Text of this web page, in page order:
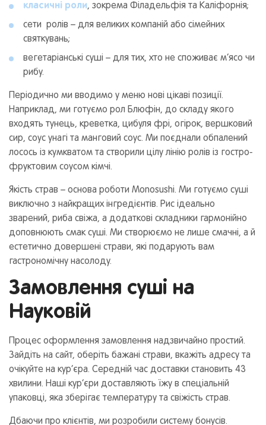
класичні роли, зокрема Філадельфія та Каліфорнія;
сети ролів – для великих компаній або сімейних
святкувань;
вегетаріанські суші – для тих, хто не споживає м’ясо чи
рибу.
Періодично ми вводимо у меню нові цікаві позиції.
Наприклад, ми готуємо рол Блюфін, до складу якого
входять тунець, креветка, цибуля фрі, огірок, вершковий
сир, соус унагі та манговий соус. Ми поєднали обпалений
лосось із кумкватом та створили цілу лінію ролів із гостро-
фруктовим соусом кімчі.
Якість страв – основа роботи Monosushi. Ми готуємо суші
виключно з найкращих інгредієнтів. Рис ідеально
зварений, риба свіжа, а додаткові складники гармонійно
доповнюють смак суші. Ми створюємо не лише смачні, а й
естетично довершені страви, які подарують вам
гастрономічну насолоду.
Замовлення суші на
Науковій
Процес оформлення замовлення надзвичайно простий.
Зайдіть на сайт, оберіть бажані страви, вкажіть адресу та
очікуйте на кур’єра. Середній час доставки становить 43
хвилини. Наші кур’єри доставляють їжу в спеціальній
упаковці, яка зберігає температуру та свіжість страв.
Дбаючи про клієнтів, ми розробили систему бонусів.